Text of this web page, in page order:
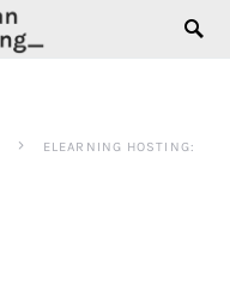
ELEARNING HOSTING: